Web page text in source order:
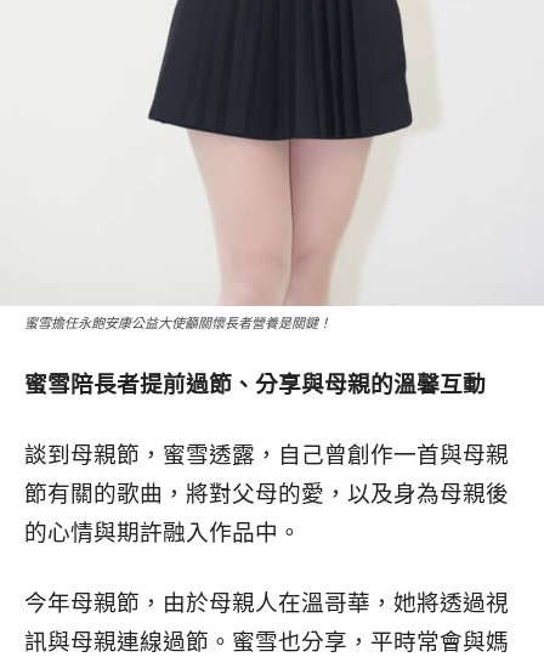
蜜雪擔任永飽安康公益大使籲關懷長者營養是關鍵！
蜜雪陪長者提前過節、分享與母親的溫馨互動
談到母親節，蜜雪透露，自己曾創作一首與母親
節有關的歌曲，將對父母的愛，以及身為母親後
的心情與期許融入作品中。
今年母親節，由於母親人在溫哥華，她將透過視
訊與母親連線過節。蜜雪也分享，平時常會與媽